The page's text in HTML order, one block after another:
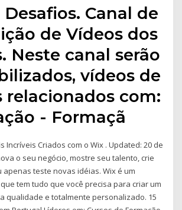
Desafios. Canal de
de Vídeos dos
Neste canal serão
vídeos de
relacionados com:
- Formaçã
Incríveis Criados com o Wix . Updated: 20 de
o seu negócio, mostre seu talento, crie
apenas teste novas idéias. Wix é um
tem tudo que você precisa para criar um
qualidade e totalmente personalizado. 15